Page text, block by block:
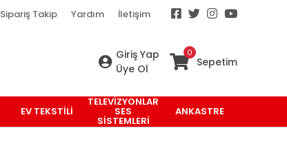
Sipariş Takip Yardım İletişim
Giriş Yap
Üye Ol
0
Sepetim
EV TEKSTİLİ
TELEVİZYONLAR
SES
SİSTEMLERİ
ANKASTRE